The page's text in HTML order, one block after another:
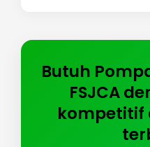
Butuh
FSJCA
kompetitif